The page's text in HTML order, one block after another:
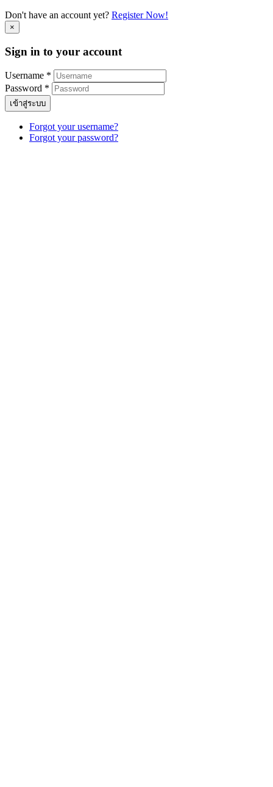
Don't have an account yet? Register Now!
×
Sign in to your account
Username *
Password *
เข้าสู่ระบบ
Forgot your username?
Forgot your password?